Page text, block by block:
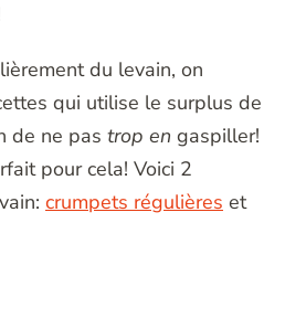
du levain, on
qui utilise le surplus de
de ne pas trop en gaspiller!
pour cela! Voici 2
crumpets régulières et